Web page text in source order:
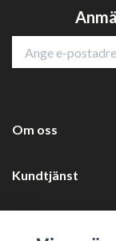
Om oss
Kundtjänst